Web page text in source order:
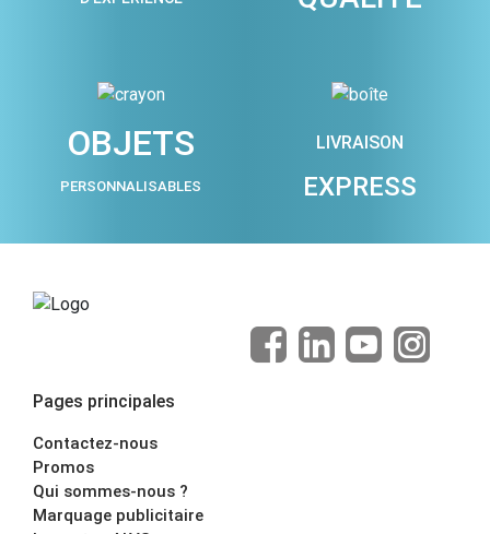
OBJETS
PERSONNALISABLES
LIVRAISON
EXPRESS
Pages principales
Contactez-nous
Promos
Qui sommes-nous ?
Marquage publicitaire